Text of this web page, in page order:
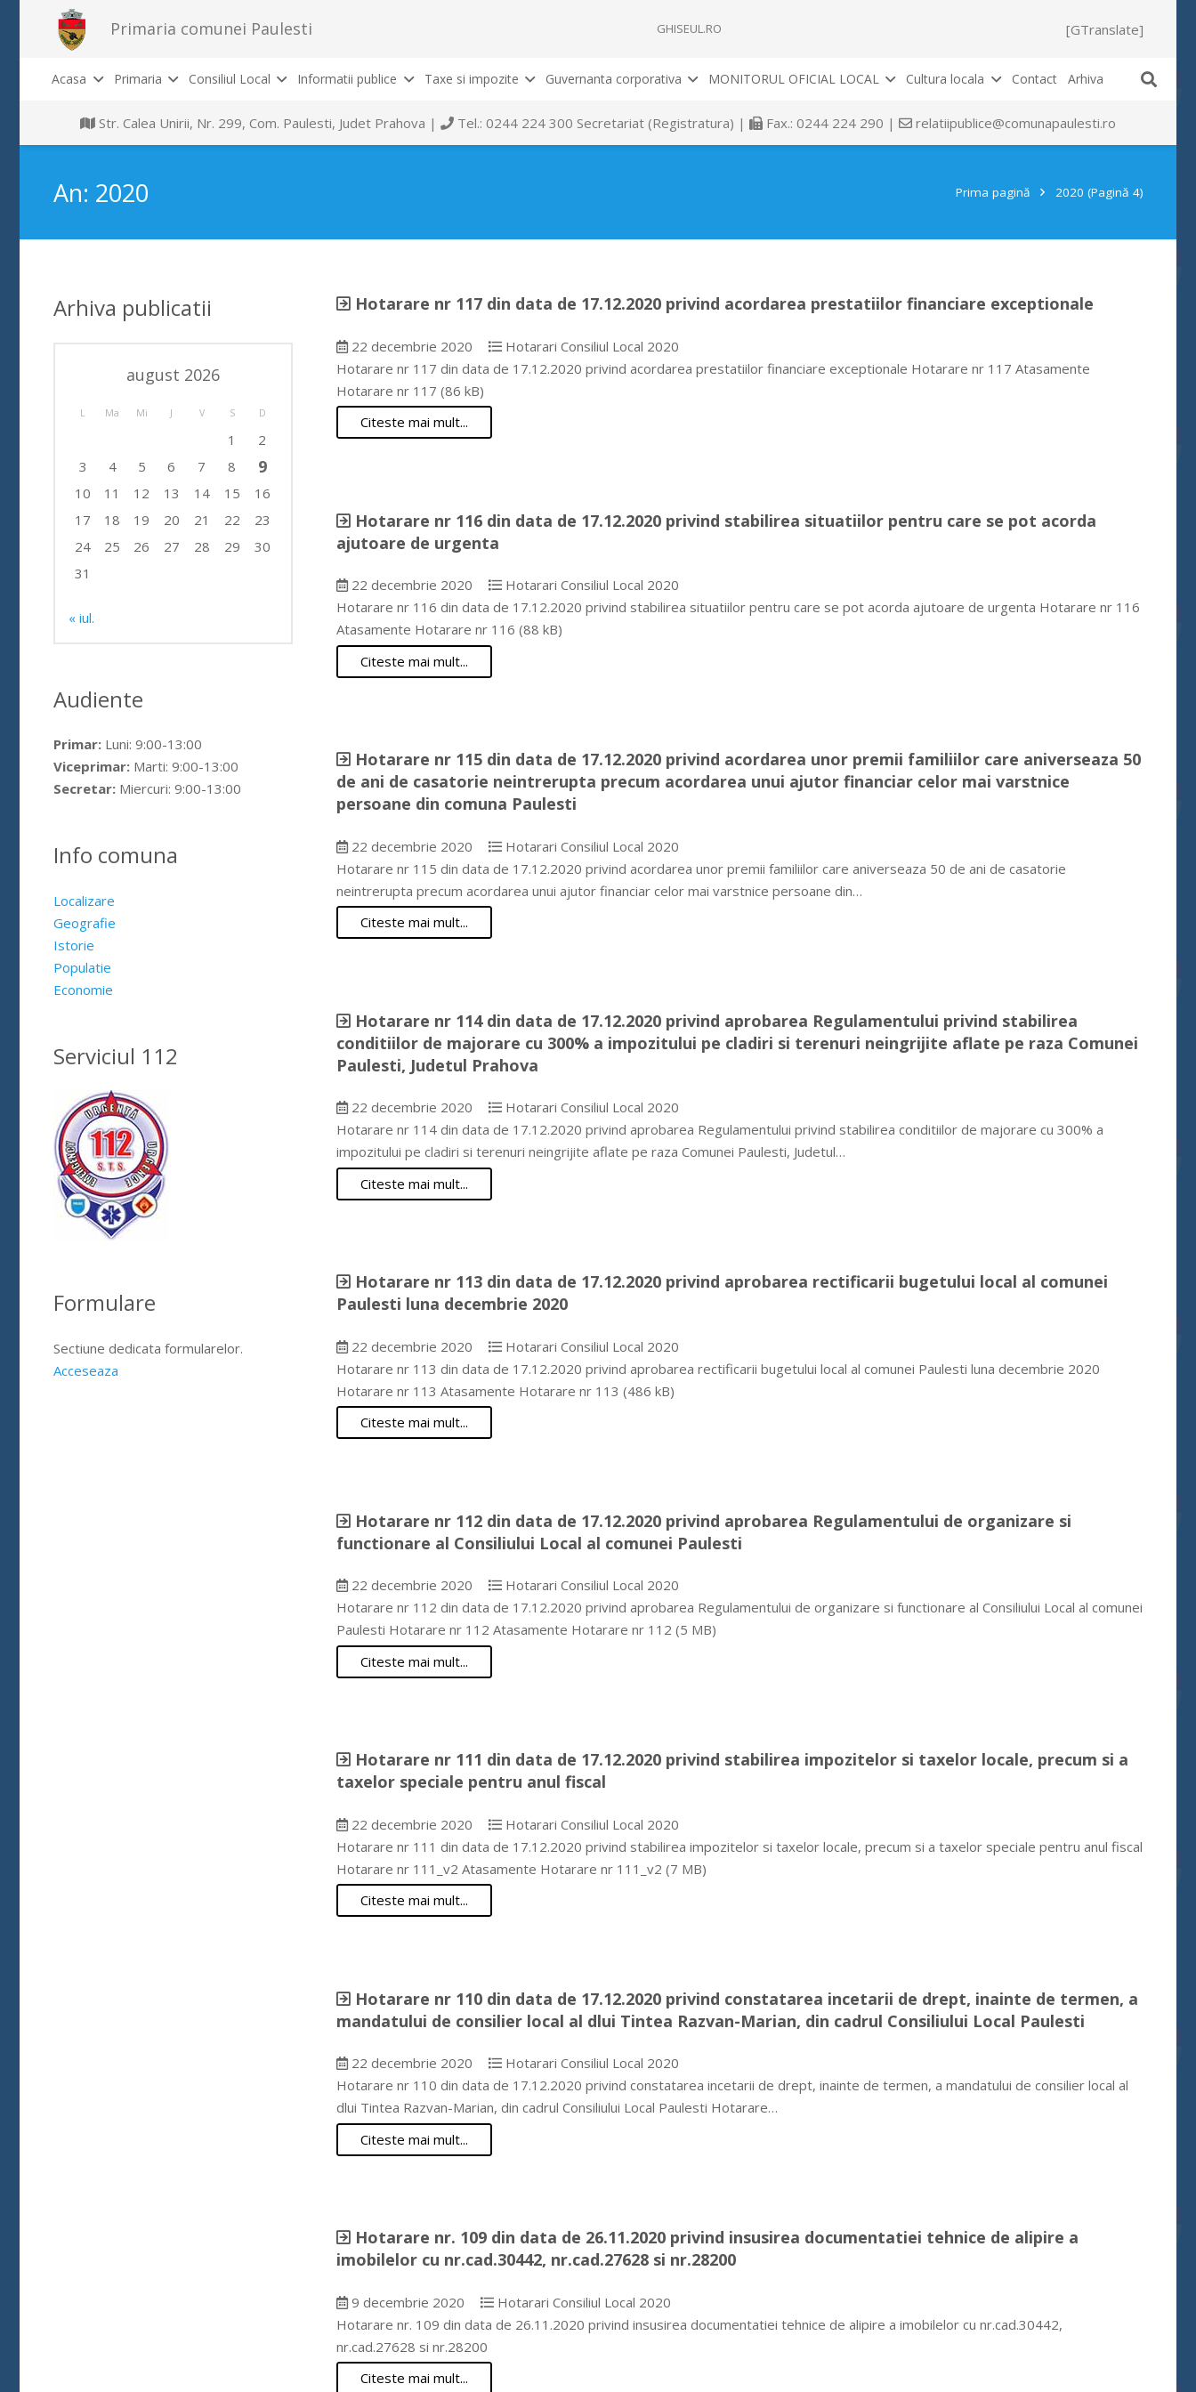
Primaria comunei Paulesti GHISEUL.RO [GTranslate]
Acasa Primaria Consiliul Local Informatii publice Taxe si impozite Guvernanta corporativa MONITORUL OFICIAL LOCAL Cultura locala Contact Arhiva
Str. Calea Unirii, Nr. 299, Com. Paulesti, Judet Prahova | Tel.: 0244 224 300 Secretariat (Registratura) | Fax.: 0244 224 290 | relatiipublice@comunapaulesti.ro
An: 2020 Prima pagină 2020 (Pagină 4)
Hotarare nr 117 din data de 17.12.2020 privind acordarea prestatiilor financiare exceptionale
22 decembrie 2020
Hotarari Consiliul Local 2020
Hotarare nr 117 din data de 17.12.2020 privind acordarea prestatiilor financiare exceptionale Hotarare nr 117 Atasamente
Hotarare nr 117 (86 kB)
Citeste mai mult...
Hotarare nr 116 din data de 17.12.2020 privind stabilirea situatiilor pentru care se pot acorda
ajutoare de urgenta
22 decembrie 2020
Hotarari Consiliul Local 2020
Hotarare nr 116 din data de 17.12.2020 privind stabilirea situatiilor pentru care se pot acorda ajutoare de urgenta Hotarare nr 116
Atasamente Hotarare nr 116 (88 kB)
Citeste mai mult...
Hotarare nr 115 din data de 17.12.2020 privind acordarea unor premii familiilor care aniverseaza 50
de ani de casatorie neintrerupta precum acordarea unui ajutor financiar celor mai varstnice
persoane din comuna Paulesti
22 decembrie 2020
Hotarari Consiliul Local 2020
Hotarare nr 115 din data de 17.12.2020 privind acordarea unor premii familiilor care aniverseaza 50 de ani de casatorie
neintrerupta precum acordarea unui ajutor financiar celor mai varstnice persoane din…
Citeste mai mult...
Hotarare nr 114 din data de 17.12.2020 privind aprobarea Regulamentului privind stabilirea
conditiilor de majorare cu 300% a impozitului pe cladiri si terenuri neingrijite aflate pe raza Comunei
Paulesti, Judetul Prahova
22 decembrie 2020
Hotarari Consiliul Local 2020
Hotarare nr 114 din data de 17.12.2020 privind aprobarea Regulamentului privind stabilirea conditiilor de majorare cu 300% a
impozitului pe cladiri si terenuri neingrijite aflate pe raza Comunei Paulesti, Judetul…
Citeste mai mult...
Hotarare nr 113 din data de 17.12.2020 privind aprobarea rectificarii bugetului local al comunei
Paulesti luna decembrie 2020
22 decembrie 2020
Hotarari Consiliul Local 2020
Hotarare nr 113 din data de 17.12.2020 privind aprobarea rectificarii bugetului local al comunei Paulesti luna decembrie 2020
Hotarare nr 113 Atasamente Hotarare nr 113 (486 kB)
Citeste mai mult...
Hotarare nr 112 din data de 17.12.2020 privind aprobarea Regulamentului de organizare si
functionare al Consiliului Local al comunei Paulesti
22 decembrie 2020
Hotarari Consiliul Local 2020
Hotarare nr 112 din data de 17.12.2020 privind aprobarea Regulamentului de organizare si functionare al Consiliului Local al comunei
Paulesti Hotarare nr 112 Atasamente Hotarare nr 112 (5 MB)
Citeste mai mult...
Hotarare nr 111 din data de 17.12.2020 privind stabilirea impozitelor si taxelor locale, precum si a
taxelor speciale pentru anul fiscal
22 decembrie 2020
Hotarari Consiliul Local 2020
Hotarare nr 111 din data de 17.12.2020 privind stabilirea impozitelor si taxelor locale, precum si a taxelor speciale pentru anul fiscal
Hotarare nr 111_v2 Atasamente Hotarare nr 111_v2 (7 MB)
Citeste mai mult...
Hotarare nr 110 din data de 17.12.2020 privind constatarea incetarii de drept, inainte de termen, a
mandatului de consilier local al dlui Tintea Razvan-Marian, din cadrul Consiliului Local Paulesti
22 decembrie 2020
Hotarari Consiliul Local 2020
Hotarare nr 110 din data de 17.12.2020 privind constatarea incetarii de drept, inainte de termen, a mandatului de consilier local al
dlui Tintea Razvan-Marian, din cadrul Consiliului Local Paulesti Hotarare…
Citeste mai mult...
Hotarare nr. 109 din data de 26.11.2020 privind insusirea documentatiei tehnice de alipire a
imobilelor cu nr.cad.30442, nr.cad.27628 si nr.28200
9 decembrie 2020
Hotarari Consiliul Local 2020
Hotarare nr. 109 din data de 26.11.2020 privind insusirea documentatiei tehnice de alipire a imobilelor cu nr.cad.30442,
nr.cad.27628 si nr.28200
Citeste mai mult...
Arhiva publicatii
august 2026
L Ma Mi J V S D
1
2
3
4 5 6 7 8 9
10 11 12 13 14 15
16
17
18 19 20 21 22
23
24
25 26 27 28 29
30
31
« iul.
Audiente
Primar:Luni: 9:00-13:00
Viceprimar:Marti: 9:00-13:00
Secretar:Miercuri: 9:00-13:00
Info comuna
Localizare
Geografie
Istorie
Populatie
Economie
Serviciul 112
Formulare
Sectiune dedicata formularelor.
Acceseaza